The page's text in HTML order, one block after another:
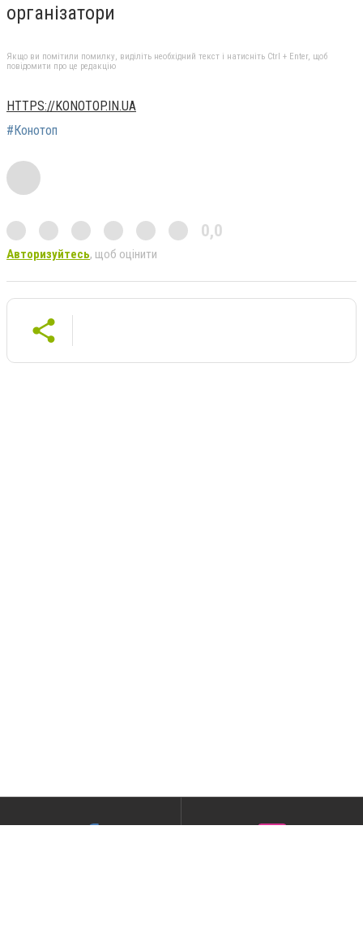
організатори
Якщо ви помітили помилку, виділіть необхідний текст і натисніть Ctrl + Enter, щоб
повідомити про це редакцію
HTTPS://KONOTOP.IN.UA
#Конотоп
0,0
Авторизуйтесь, щоб оцінити